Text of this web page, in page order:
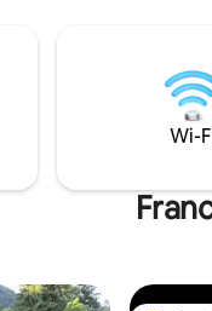
sodas
žaisti
gultai ir
Wi-